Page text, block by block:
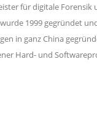
für digitale
1999 gegründet
in ganz China
Hard- und